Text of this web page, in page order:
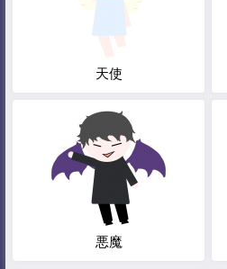
天使
悪魔